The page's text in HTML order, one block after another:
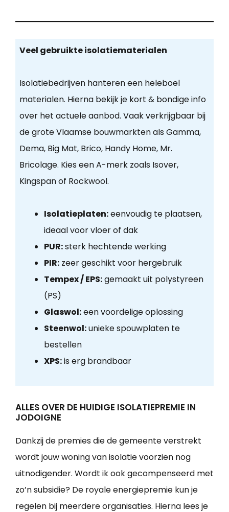
Veel gebruikte isolatiematerialen
Isolatiebedrijven hanteren een heleboel
materialen. Hierna bekijk je kort & bondige info
over het actuele aanbod. Vaak verkrijgbaar bij
de grote Vlaamse bouwmarkten als Gamma,
Dema, Big Mat, Brico, Handy Home, Mr.
Bricolage. Kies een A-merk zoals Isover,
Kingspan of Rockwool.
Isolatieplaten:eenvoudig te plaatsen,
ideaal voor vloer of dak
PUR:sterk hechtende werking
PIR:zeer geschikt voor hergebruik
Tempex / EPS:gemaakt uit polystyreen
(PS)
Glaswol:een voordelige oplossing
Steenwol:unieke spouwplaten te
bestellen
XPS:is erg brandbaar
ALLES OVER DE HUIDIGE ISOLATIEPREMIE IN
JODOIGNE
Dankzij de premies die de gemeente verstrekt
wordt jouw woning van isolatie voorzien nog
uitnodigender. Wordt ik ook gecompenseerd met
zo’n subsidie? De royale energiepremie kun je
regelen bij meerdere organisaties. Hierna lees je